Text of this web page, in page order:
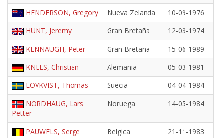
HENDERSON, Gregory
Nueva Zelanda
10-09-1976
HUNT, Jeremy
Gran Bretaña
12-03-1974
KENNAUGH, Peter
Gran Bretaña
15-06-1989
KNEES, Christian
Alemania
05-03-1981
LÖVKVIST, Thomas
Suecia
04-04-1984
NORDHAUG, Lars
Petter
Noruega 14-05-1984
PAUWELS, Serge Belgica 21-11-1983